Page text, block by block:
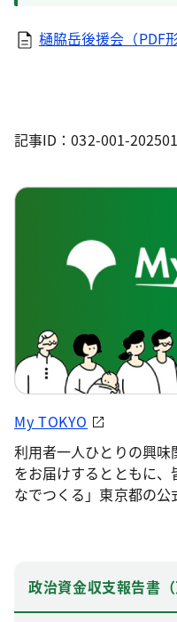
樋脇岳後援会（PDF
記事ID：032-001-
My TOKYO
利用者一人ひとりの興
をお届けするとともに
なでつくる」東京都の公
政治資金収支報告書